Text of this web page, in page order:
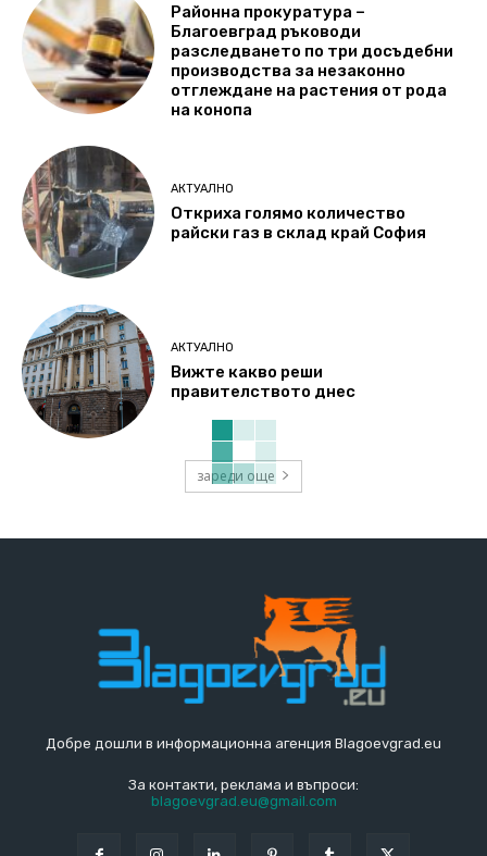
Районна прокуратура –
Благоевград ръководи
разследването по три досъдебни
производства за незаконно
отглеждане на растения от рода
на конопа
АКТУАЛНО
Откриха голямо количество
райски газ в склад край София
АКТУАЛНО
Вижте какво реши
правителството днес
зареди още
Добре дошли в информационна агенция Blagoevgrad.eu
За контакти, реклама и въпроси:
blagoevgrad.eu@gmail.com